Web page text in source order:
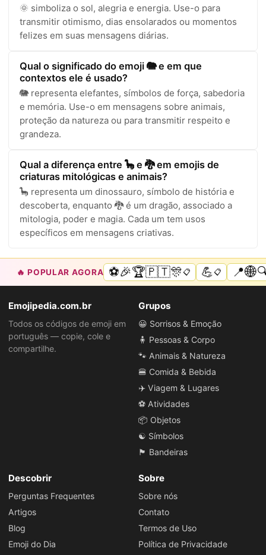
🌞 simboliza o sol, alegria e energia. Use-o para
transmitir otimismo, dias ensolarados ou momentos
felizes em suas mensagens diárias.
Qual o significado do emoji 🐘 e em que
contextos ele é usado?
🐘 representa elefantes, símbolos de força, sabedoria
e memória. Use-o em mensagens sobre animais,
proteção da natureza ou para transmitir respeito e
grandeza.
Qual a diferença entre 🦕 e 🐉 em emojis de
criaturas mitológicas e animais?
🦕 representa um dinossauro, símbolo de história e
descoberta, enquanto 🐉 é um dragão, associado a
mitologia, poder e magia. Cada um tem usos
específicos em mensagens criativas.
🔥 POPULAR AGORA ⚽🎉🏆🇵🇹🎊📋 💪📋 📍🌐🔍
Emojipedia.com.br
Todos os códigos de emoji em
português — copie, cole e
compartilhe.
Grupos
😀 Sorrisos & Emoção
🧍 Pessoas & Corpo
🐾 Animais & Natureza
🍔 Comida & Bebida
✈️ Viagem & Lugares
⚽ Atividades
📦 Objetos
☯️ Símbolos
🏴 Bandeiras
Descobrir
Perguntas Frequentes
Artigos
Blog
Emoji do Dia
Sobre
Sobre nós
Contato
Termos de Uso
Política de Privacidade